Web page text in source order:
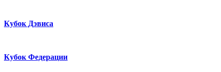
Кубок Дэвиса
Кубок Федерации